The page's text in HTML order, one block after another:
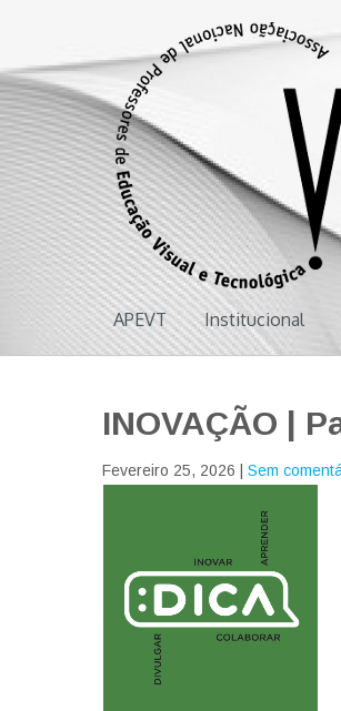
APEVT
Associação Nacional de Professores de
APEVT Institucional
INOVAÇÃO |
Fevereiro 25, 2026 Sem